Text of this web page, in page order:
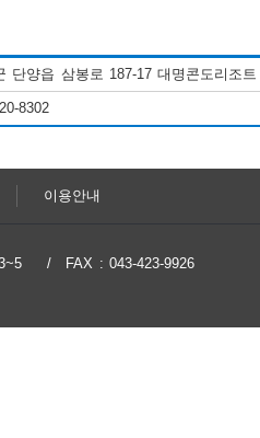
단양읍 삼봉로 187-17 대명콘도리조트
8302
이용안내
FAX : 043-423-9926